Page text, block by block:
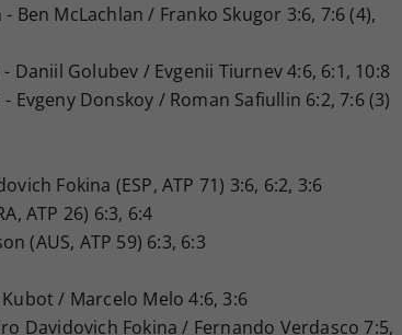
Ben McLachlan / Franko Skugor 3:6, 7:6 (4),
Daniil Golubev / Evgenii Tiurnev 4:6, 6:1, 10:8
Evgeny Donskoy / Roman Safiullin 6:2, 7:6 (3)
Fokina (ESP, ATP 71) 3:6, 6:2, 3:6
ATP 26) 6:3, 6:4
(AUS, ATP 59) 6:3, 6:3
/ Marcelo Melo 4:6, 3:6
Davidovich Fokina / Fernando Verdasco 7:5,